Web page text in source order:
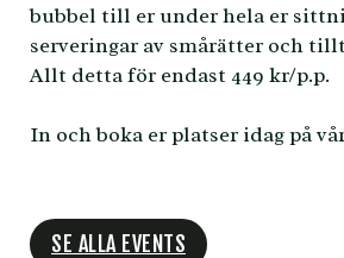
bubbel till er under hela er
serveringar av smårätter och
Allt detta för endast 449 kr/p.p.
In och boka er platser idag på
SE ALLA EVENTS